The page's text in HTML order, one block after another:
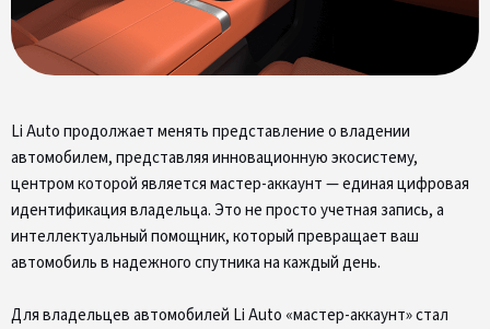
Li Auto продолжает менять представление о владении
автомобилем, представляя инновационную экосистему,
центром которой является мастер-аккаунт — единая цифровая
идентификация владельца. Это не просто учетная запись, а
интеллектуальный помощник, который превращает ваш
автомобиль в надежного спутника на каждый день.
Для владельцев автомобилей Li Auto «мастер-аккаунт» стал